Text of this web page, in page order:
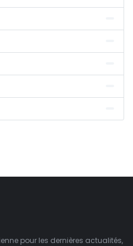
pour les dernières actualités,